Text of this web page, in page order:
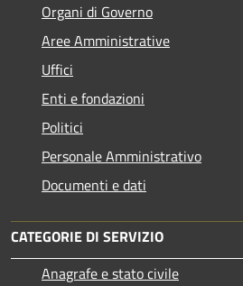
Organi di Governo
Aree Amministrative
Uffici
Enti e fondazioni
Politici
Personale Amministrativo
Documenti e dati
CATEGORIE DI SERVIZIO
Anagrafe e stato civile